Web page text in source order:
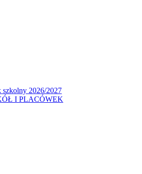
szkolny 2026/2027
I PLACÓWEK